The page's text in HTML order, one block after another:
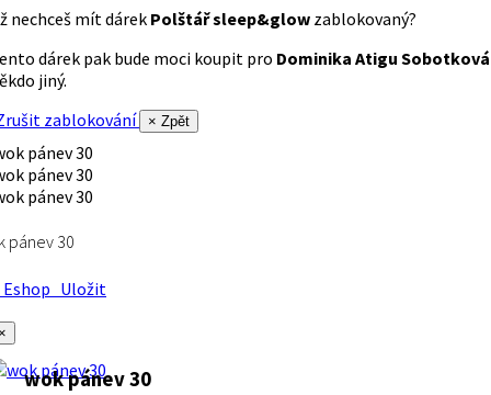
nechceš mít dárek Polštář sleep&glow zablokovaný?
dárek pak bude moci koupit pro Dominika Atigu Sobotková
jiný.
zablokování
× Zpět
pánev 30
Uložit
wok pánev 30